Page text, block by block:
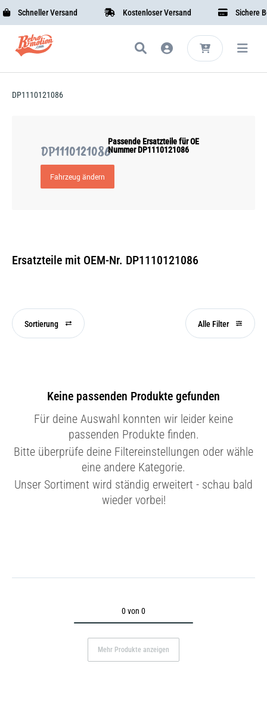
Schneller Versand Kostenloser Versand Sichere
DP1110121086
DP1110121086
Passende Ersatzteile für OE
Nummer DP1110121086
Fahrzeug ändern
Ersatzteile mit OEM-Nr. DP1110121086
Sortierung Alle Filter
Keine passenden Produkte gefunden
Für deine Auswahl konnten wir leider keine
passenden Produkte finden.
Bitte überprüfe deine Filtereinstellungen oder wähle
eine andere Kategorie.
Unser Sortiment wird ständig erweitert - schau bald
wieder vorbei!
0 von 0
Mehr Produkte anzeigen